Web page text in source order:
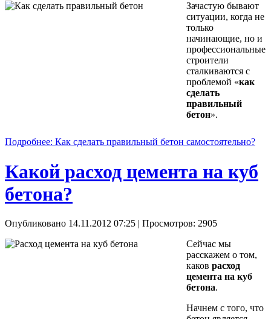
Зачастую бывают
ситуации, когда не
только
начинающие, но и
профессиональные
строители
сталкиваются с
проблемой «как
сделать
правильный
бетон».
Подробнее: Как сделать правильный бетон самостоятельно?
Какой расход цемента на куб
бетона?
Опубликовано 14.11.2012 07:25 | Просмотров: 2905
Сейчас мы
расскажем о том,
каков расход
цемента на куб
бетона.
Начнем с того, что